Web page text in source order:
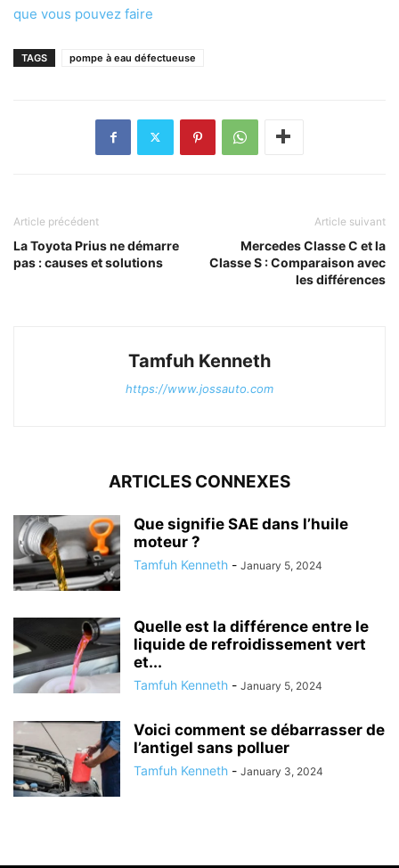
que vous pouvez faire
TAGS pompe à eau défectueuse
Article précédent
La Toyota Prius ne démarre
pas : causes et solutions
Article suivant
Mercedes Classe C et la
Classe S : Comparaison avec
les différences
Tamfuh Kenneth
https://www.jossauto.com
ARTICLES CONNEXES
Que signifie SAE dans l’huile
moteur ?
Tamfuh Kenneth - January 5, 2024
Quelle est la différence entre le
liquide de refroidissement vert
et...
Tamfuh Kenneth - January 5, 2024
Voici comment se débarrasser de
l’antigel sans polluer
Tamfuh Kenneth - January 3, 2024